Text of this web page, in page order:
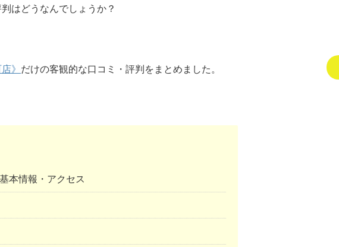
はどうなんでしょうか？
》 だけの客観的な口コミ・評判をまとめました。
本情報・アクセス